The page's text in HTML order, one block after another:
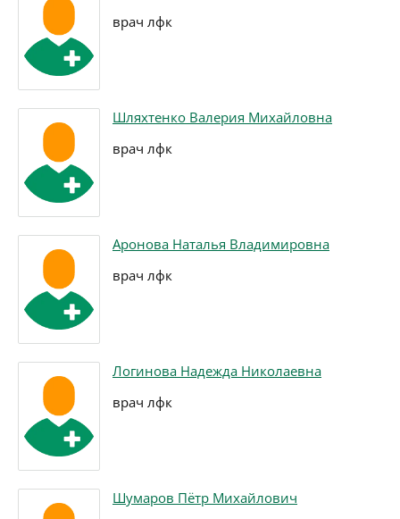
врач лфк
Шляхтенко Валерия Михайловна
врач лфк
Аронова Наталья Владимировна
врач лфк
Логинова Надежда Николаевна
врач лфк
Шумаров Пётр Михайлович